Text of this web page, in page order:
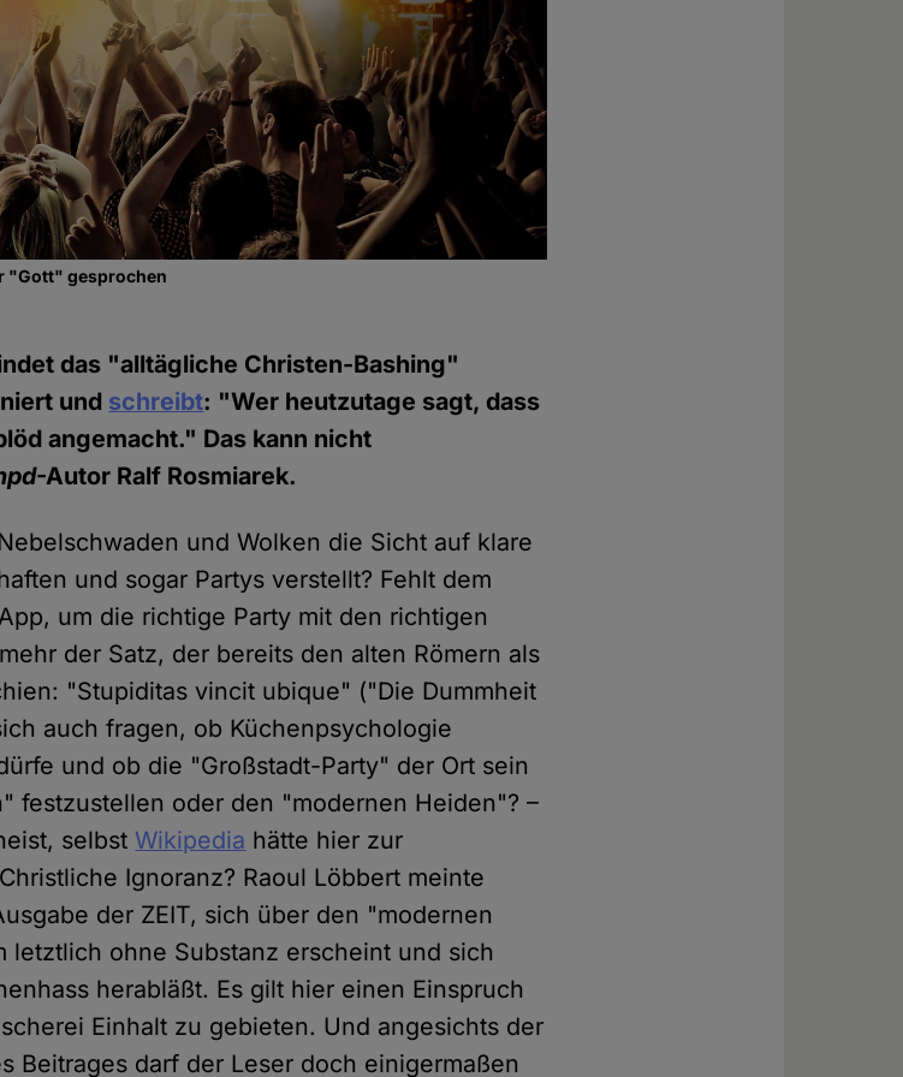
"Gott" gesprochen
das "alltägliche Christen-Bashing"
und schreibt: "Wer heutzutage sagt, dass
angemacht." Das kann nicht
-Autor Ralf Rosmiarek.
und Wolken die Sicht auf klare
und sogar Partys verstellt? Fehlt dem
um die richtige Party mit den richtigen
der Satz, der bereits den alten Römern als
"Stupiditas vincit ubique" ("Die Dummheit
auch fragen, ob Küchenpsychologie
und ob die "Großstadt-Party" der Ort sein
festzustellen oder den "modernen Heiden"? –
selbst Wikipedia hätte hier zur
Ignoranz? Raoul Löbbert meinte
der ZEIT, sich über den "modernen
ohne Substanz erscheint und sich
herabläßt. Es gilt hier einen Einspruch
Einhalt zu gebieten. Und angesichts der
Beitrages darf der Leser doch einigermaßen